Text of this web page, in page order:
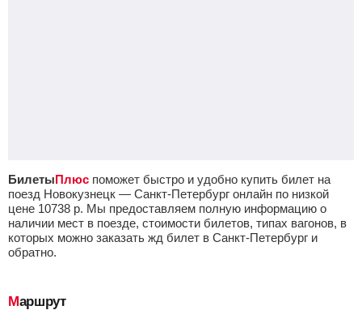
БилетыПлюс поможет быстро и удобно купить билет на
поезд Новокузнецк — Санкт-Петербург онлайн по низкой
цене 10738 р. Мы предоставляем полную информацию о
наличии мест в поезде, стоимости билетов, типах вагонов, в
которых можно заказать жд билет в Санкт-Петербург и
обратно.
Маршрут